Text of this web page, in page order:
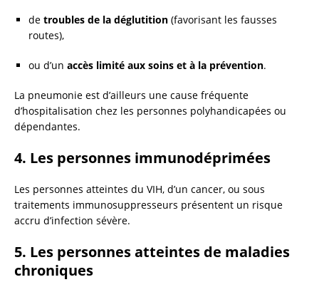
de troubles de la déglutition (favorisant les fausses
routes),
ou d’un accès limité aux soins et à la prévention.
La pneumonie est d’ailleurs une cause fréquente
d’hospitalisation chez les personnes polyhandicapées ou
dépendantes.
4. Les personnes immunodéprimées
Les personnes atteintes du VIH, d’un cancer, ou sous
traitements immunosuppresseurs présentent un risque
accru d’infection sévère.
5. Les personnes atteintes de maladies
chroniques